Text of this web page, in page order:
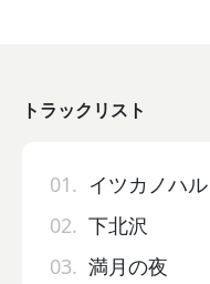
トラックリスト
01. イツカノハル
02. 下北沢
03. 満月の夜